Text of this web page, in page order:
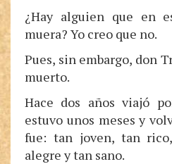
¿Hay alguien que en
muera? Yo creo que no.
Pues, sin embargo, don
muerto.
Hace dos años viajó
estuvo unos meses y
fue: tan joven, tan
alegre y tan sano.